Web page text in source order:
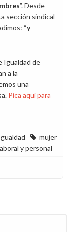
”. Desde
sección sindical
“y
Igualdad de
a la
una
Pica aquí para
mujer
y personal